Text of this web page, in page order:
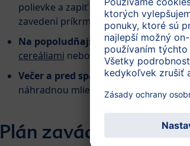
polievke a zapiť svoju hostinuBIO
zavedení príkrmu oveľa väčší smäd.
Na popoludňajší olovrant
cereáliami nebo mliečnu kašu na
Večer a pred spanímbude dieťa
náhradnou mliečnou výživou.
Plán zavádzania